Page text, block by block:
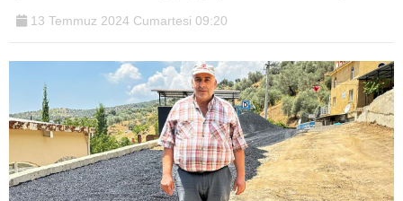
13 Temmuz 2024 Cumartesi 09:20